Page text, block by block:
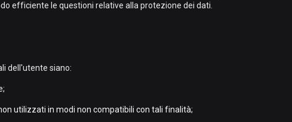
efficiente le questioni relative alla protezione dei dati.
dell'utente siano:
utilizzati in modi non compatibili con tali finalità;